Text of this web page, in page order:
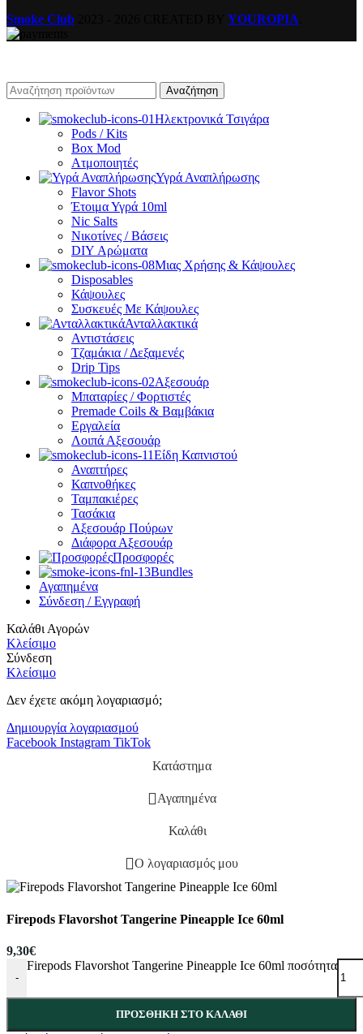
Smoke Club
YOUROPIA
Αναζήτηση
Ηλεκτρονικά Τσιγάρα
Pods / Kits
Box Mod
Ατμοποιητές
Υγρά Αναπλήρωσης
Flavor Shots
Έτοιμα Υγρά 10ml
Nic Salts
Νικοτίνες / Βάσεις
DIY Αρώματα
Μιας Χρήσης & Κάψουλες
Disposables
Κάψουλες
Συσκευές Με Κάψουλες
Ανταλλακτικά
Αντιστάσεις
Τζαμάκια / Δεξαμενές
Drip Tips
Αξεσουάρ
Μπαταρίες / Φορτιστές
Premade Coils & Βαμβάκια
Εργαλεία
Λοιπά Αξεσουάρ
Είδη Καπνιστού
Αναπτήρες
Καπνοθήκες
Ταμπακιέρες
Τασάκια
Αξεσουάρ Πούρων
Διάφορα Αξεσουάρ
Προσφορές
Bundles
Αγαπημένα
Σύνδεση / Εγγραφή
Καλάθι Αγορών
Κλείσιμο
Σύνδεση
Κλείσιμο
Δεν έχετε ακόμη λογαριασμό;
Δημιουργία λογαριασμού
Facebook Instagram TikTok
Κατάστημα
Αγαπημένα
Καλάθι
Ο λογαριασμός μου
Firepods Flavorshot Tangerine Pineapple Ice 60ml
9,30€
-
Firepods Flavorshot Tangerine Pineapple Ice 60ml ποσότητα
ΠΡΟΣΘΉΚΗ ΣΤΟ ΚΑΛΆΘΙ